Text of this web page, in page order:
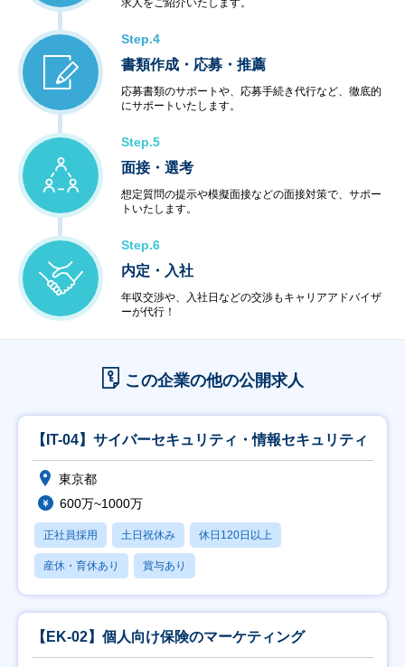
求人をご紹介いたします。
Step.4
書類作成・応募・推薦
応募書類のサポートや、応募手続き代行など、徹底的
にサポートいたします。
Step.5
面接・選考
想定質問の提示や模擬面接などの面接対策で、サポー
トいたします。
Step.6
内定・入社
年収交渉や、入社日などの交渉もキャリアアドバイザ
ーが代行！
この企業の他の公開求人
【IT-04】サイバーセキュリティ・情報セキュリティ
東京都
600万~1000万
正社員採用 土日祝休み 休日120日以上
産休・育休あり 賞与あり
【EK-02】個人向け保険のマーケティング